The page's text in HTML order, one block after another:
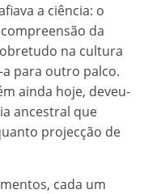
a ciência: o
da
na cultura
para outro palco.
ainda hoje, deveu-
ancestral que
projecção de
cada um